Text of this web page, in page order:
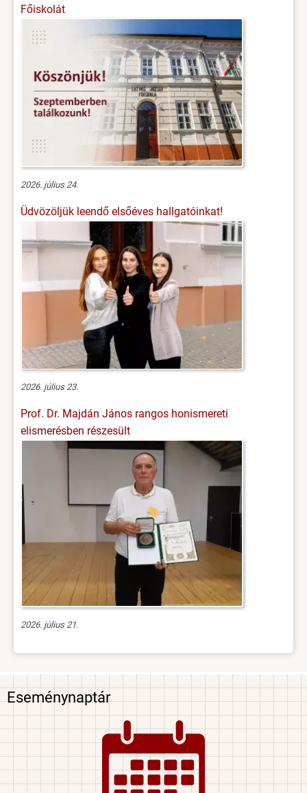
Főiskolát
2026. július 24.
Üdvözöljük leendő elsőéves hallgatóinkat!
2026. július 23.
Prof. Dr. Majdán János rangos honismereti
elismerésben részesült
2026. július 21.
Eseménynaptár
Image